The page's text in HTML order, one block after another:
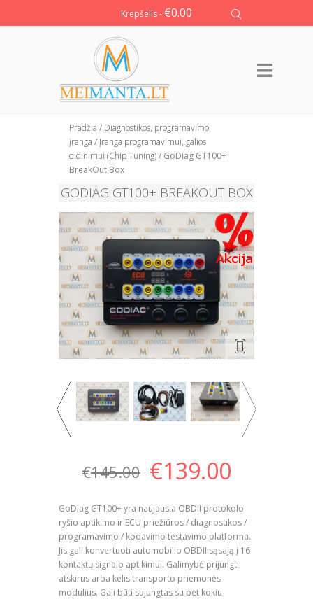
Krepšelis - €0.00
Pradžia / Diagnostikos, programavimo
įranga / Įranga programavimui, galios
didinimui (Chip Tuning)/ GoDiag GT100+
BreakOut Box
GODIAG GT100+ BREAKOUT BOX
€145.00 €139.00
GoDiag GT100+ yra naujausia OBDII protokolo
ryšio aptikimo ir ECU priežiūros / diagnostikos /
programavimo / kodavimo testavimo platforma.
Jis gali konvertuoti automobilio OBDII sąsają į 16
kontaktų signalo aptikimui. Galimybė prijungti
atskirus arba kelis transporto priemonės
modulius. Gali būti sujungtas su bet kokiu